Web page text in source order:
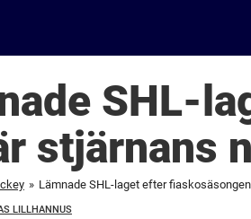
SHL-
stjärnans
» Lämnade SHL-laget efter
LILLHANNUS